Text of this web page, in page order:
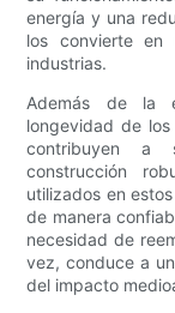
energía y una
los convierte en
industrias.
Además de la
longevidad de
contribuyen a
construcción
utilizados en
de manera
necesidad de
vez, conduce a
del impacto